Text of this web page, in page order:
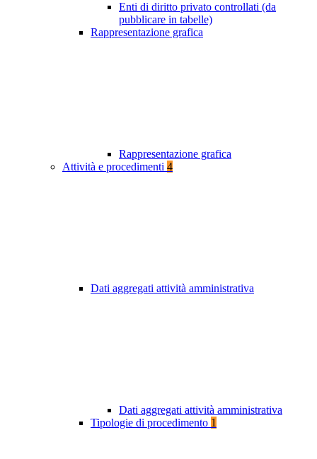
Enti di diritto privato controllati (da
pubblicare in tabelle)
Rappresentazione grafica
Rappresentazione grafica
Attività e procedimenti 4
Dati aggregati attività amministrativa
Dati aggregati attività amministrativa
Tipologie di procedimento 1